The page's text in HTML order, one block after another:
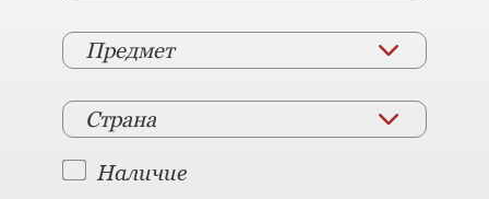
Предмет
Страна
Наличие